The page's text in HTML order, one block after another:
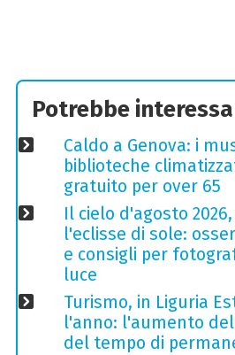
Potrebbe
Caldo a Genova: i
biblioteche
gratuito per over 65
Il cielo d'agosto
l'eclisse di sole:
e consigli per
luce
Turismo, in Liguria
l'anno: l'aumento
del tempo di